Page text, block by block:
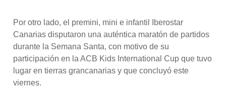
Por otro lado, el premini, mini e infantil Iberostar
Canarias disputaron una auténtica maratón de partidos
durante la Semana Santa, con motivo de su
participación en la ACB Kids International Cup que tuvo
lugar en tierras grancanarias y que concluyó este
viernes.